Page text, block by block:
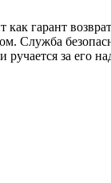
гарант
Служба
ручается за его